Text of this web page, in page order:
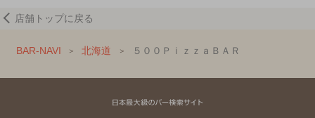
店舗トップに戻る
BAR-NAVI 北海道 ５００ＰｉｚｚａＢＡＲ